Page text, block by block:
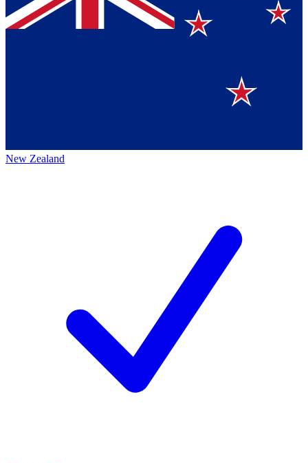
New Zealand